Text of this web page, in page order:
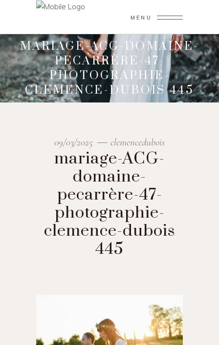
MENU
MARIAGE-ACG-DOMAINE-
PECARRÈRE-47-
PHOTOGRAPHIE-
CLEMENCE-DUBOIS 445
09/03/2025 clemencedubois
mariage-ACG-
domaine-
pecarrère-47-
photographie-
clemence-dubois
445